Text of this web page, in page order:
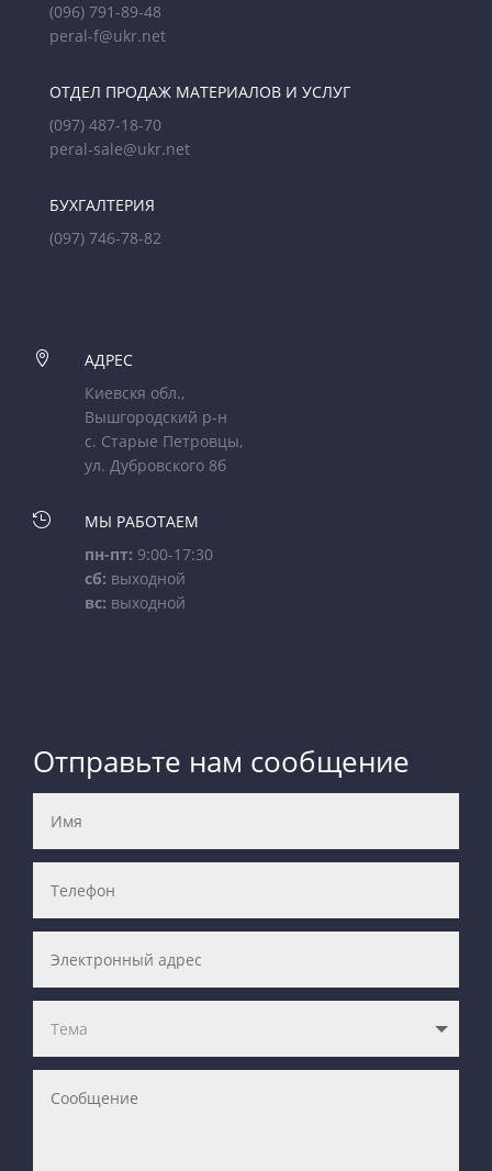
(096) 791-89-48
peral-f@ukr.net
ОТДЕЛ ПРОДАЖ МАТЕРИАЛОВ И УСЛУГ
(097) 487-18-70
peral-sale@ukr.net
БУХГАЛТЕРИЯ
(097) 746-78-82

АДРЕС
Киевскя обл.,
Вышгородский р-н
с. Старые Петровцы,
ул. Дубровского 8б

МЫ РАБОТАЕМ
пн-пт: 9:00-17:30
сб: выходной
вс: выходной
Отправьте нам сообщение